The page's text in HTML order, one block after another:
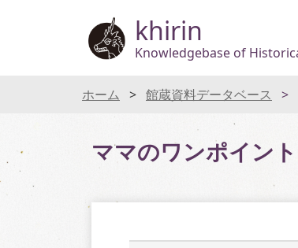
khirin
Knowledgebase of
ホーム 館蔵資料データベース
ママのワンポイン